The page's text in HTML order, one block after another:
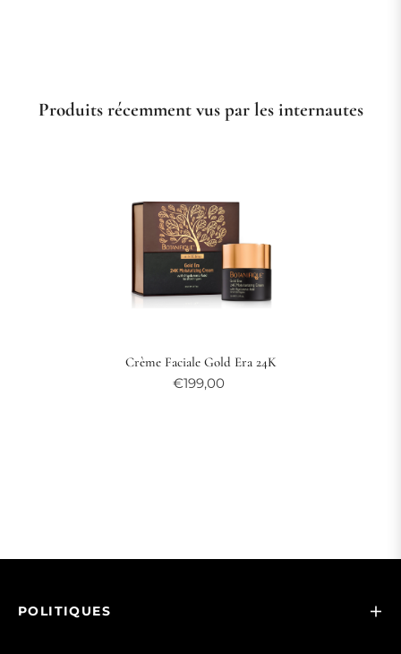
Produits récemment vus par les internautes
Crème Faciale Gold Era 24K
€199,00
POLITIQUES